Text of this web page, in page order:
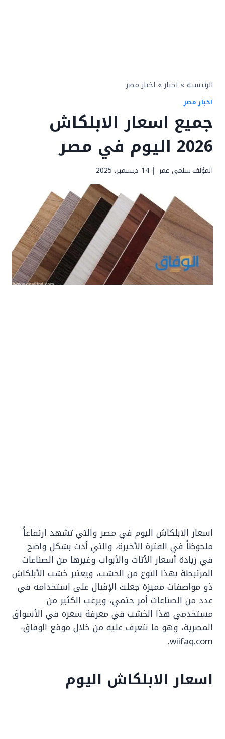
الرئيسية » اخبار » اخبار مصر
اخبار مصر
جميع اسعار الابلكاش
2026 اليوم في مصر
المؤلفسلمى عمر 14 ديسمبر، 2025
اسعار الابلكاش اليوم في مصر والتي تشهد ارتفاعاً
ملحوظاً في الفترة الأخيرة، والتي أدت بشكل واضح
في زيادة أسعار الأثاث والأبواب وغيرها من الصناعات
المرتبطة بهذا النوع من الخشب، ويعتبر خشب الأبلكاش
ذو مواصفات مميزة جعلت الإقبال على استخدامه في
عدد من الصناعات أمر حتمي، ويرغب الكثير من
مستخدمي هذا الخشب في معرفة سعره في الأسواق
المصرية، وهو ما نتعرف عليه من خلال موقع الوفاق-
wiifaq.com.
اسعار الابلكاش اليوم